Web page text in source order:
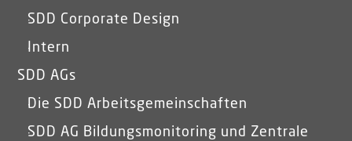
SDD Corporate Design
Intern
SDD AGs
Die SDD Arbeitsgemeinschaften
SDD AG Bildungsmonitoring und Zentrale